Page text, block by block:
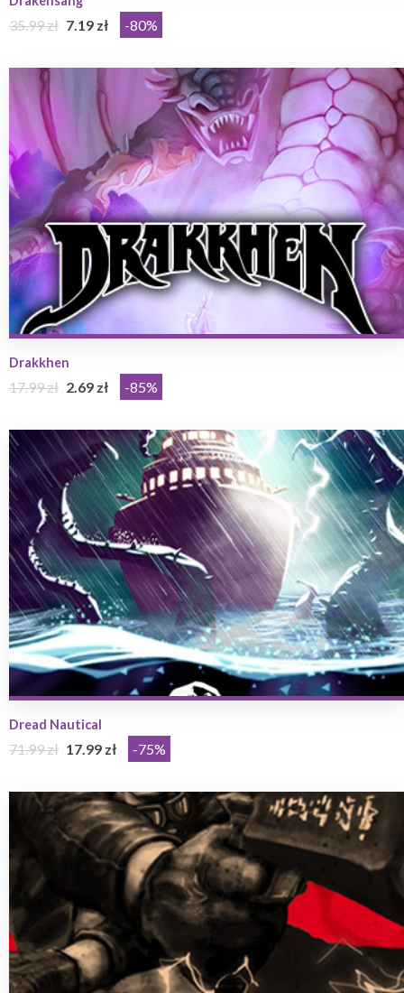
35.99 zł 7.19 zł -80%
Drakkhen
17.99 zł 2.69 zł -85%
Dread Nautical
71.99 zł 17.99 zł -75%